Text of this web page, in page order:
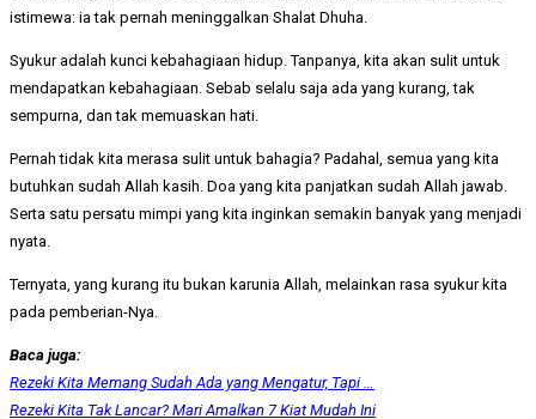
istimewa: ia tak pernah meninggalkan Shalat Dhuha.
Syukur adalah kunci kebahagiaan hidup. Tanpanya, kita akan sulit untuk
mendapatkan kebahagiaan. Sebab selalu saja ada yang kurang, tak
sempurna, dan tak memuaskan hati.
Pernah tidak kita merasa sulit untuk bahagia? Padahal, semua yang kita
butuhkan sudah Allah kasih. Doa yang kita panjatkan sudah Allah jawab.
Serta satu persatu mimpi yang kita inginkan semakin banyak yang menjadi
nyata.
Ternyata, yang kurang itu bukan karunia Allah, melainkan rasa syukur kita
pada pemberian-Nya.
Baca juga:
Rezeki Kita Memang Sudah Ada yang Mengatur, Tapi …
Rezeki Kita Tak Lancar? Mari Amalkan 7 Kiat Mudah Ini